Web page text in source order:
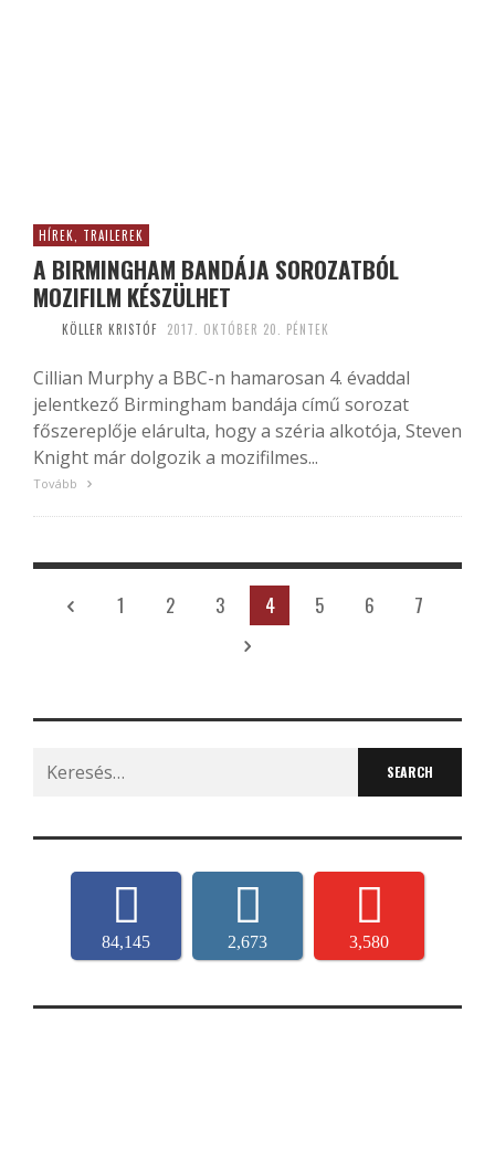
HÍREK, TRAILEREK
A BIRMINGHAM BANDÁJA SOROZATBÓL
MOZIFILM KÉSZÜLHET
KÖLLER KRISTÓF 2017. OKTÓBER 20. PÉNTEK
Cillian Murphy a BBC-n hamarosan 4. évaddal
jelentkező Birmingham bandája című sorozat
főszereplője elárulta, hogy a széria alkotója, Steven
Knight már dolgozik a mozifilmes...
Tovább
1 2 3 4 5 6 7
Search
for:
84,145 2,673 3,580